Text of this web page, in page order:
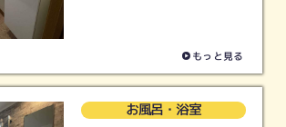
もっと見る
お風呂・浴室